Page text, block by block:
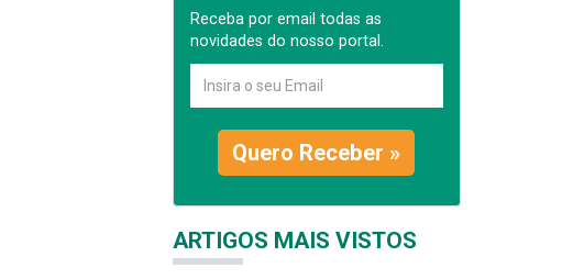
Receba por email todas as
novidades do nosso portal.
Quero Receber »
ARTIGOS MAIS VISTOS